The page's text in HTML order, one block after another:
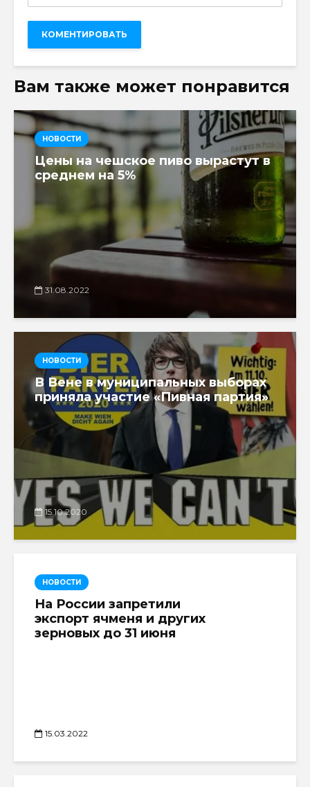
Вам также может понравится
НОВОСТИ
Цены на чешское пиво вырастут в
среднем на 5%
31.08.2022
НОВОСТИ
В Вене в муниципальных выборах
приняла участие «Пивная партия»
15.10.2020
НОВОСТИ
На России запретили
экспорт ячменя и других
зерновых до 31 июня
15.03.2022